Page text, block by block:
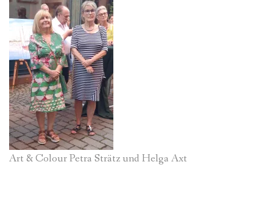
Art & Colour Petra Strätz und Helga Axt